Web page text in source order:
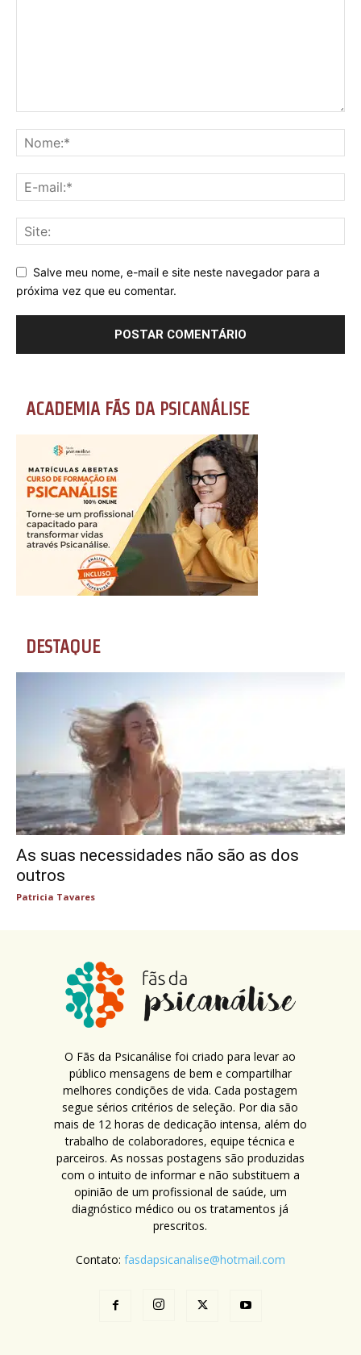
Salve meu nome, e-mail e site neste navegador para a
próxima vez que eu comentar.
ACADEMIA FÃS DA PSICANÁLISE
DESTAQUE
As suas necessidades não são as dos
outros
Patricia Tavares
O Fãs da Psicanálise foi criado para levar ao
público mensagens de bem e compartilhar
melhores condições de vida. Cada postagem
segue sérios critérios de seleção. Por dia são
mais de 12 horas de dedicação intensa, além do
trabalho de colaboradores, equipe técnica e
parceiros. As nossas postagens são produzidas
com o intuito de informar e não substituem a
opinião de um profissional de saúde, um
diagnóstico médico ou os tratamentos já
prescritos.
Contato: fasdapsicanalise@hotmail.com